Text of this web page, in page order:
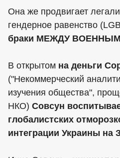
Она же продвигает
гендерное равенство
браки МЕЖДУ
В открытом на деньги
("Некоммерческий
изучения общества",
НКО) Совсун
глобалистских
интеграции Украины на